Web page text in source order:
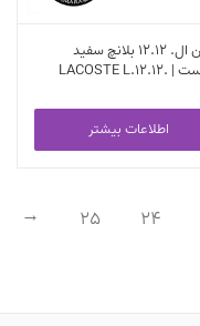
ادکلن ال. 12.12 بلانچ سفید
لاگوست | LACOSTE L.12.12.
اطلاعات بیشتر
24
25
←